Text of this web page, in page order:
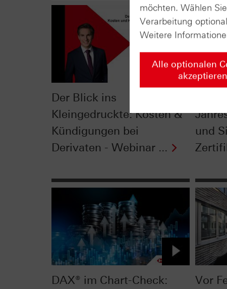
Der Blick ins
Kleingedruckte: Kosten &
Kündigungen bei
Derivaten - Webinar ...
und
DAX® im Chart-Check:
Vor
möchten. Wählen
Verarbeitung
Weitere
Alle optionalen
akzeptieren